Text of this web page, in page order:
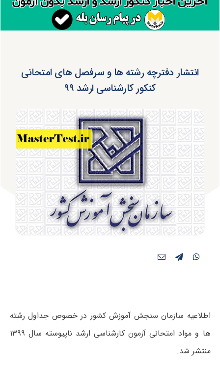
انتشار دفترچه رشته ها و سرفصل های امتحانی
کنکور کارشناسی ارشد ۹۹
اطلاعیه سازمان سنجش آموزش کشور در خصوص جداول رشته
ها و مواد امتحانی آزمون کارشناسی ارشد ناپیوسته سال ۱۳۹۹
منتشر شد.